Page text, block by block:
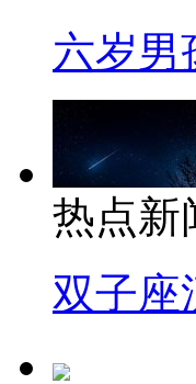
六岁男
热点新
双子座